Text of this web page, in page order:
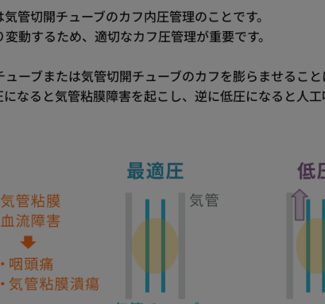
管切開チューブのカフ内圧管理のことです。
動するため、適切なカフ圧管理が重要です。
ーブまたは気管切開チューブのカフを膨らませるこ
なると気管粘膜障害を起こし、逆に低圧になると人